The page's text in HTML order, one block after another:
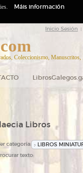
Inicio Sesión
Coleccionismo, Manuscritos,
Libros
categoría:
texto:
Máis información